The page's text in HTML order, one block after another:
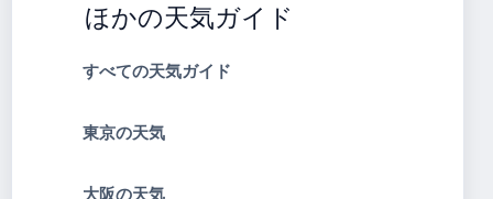
ほかの天気ガイド
すべての天気ガイド
東京の天気
大阪の天気